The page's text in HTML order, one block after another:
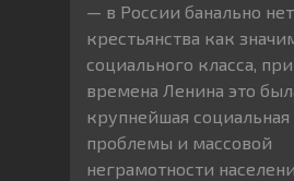
— в России банально нет
крестьянства как
социального класса,
времена Ленина это
крупнейшая социальная
проблемы и массовой
неграмотности